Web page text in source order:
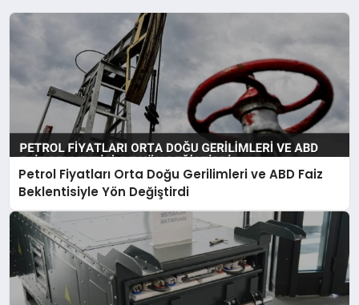
Petrol Fiyatları Orta Doğu Gerilimleri ve ABD Faiz
Beklentisiyle Yön Değiştirdi